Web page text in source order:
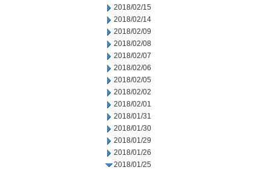
2018/02/15
2018/02/14
2018/02/09
2018/02/08
2018/02/07
2018/02/06
2018/02/05
2018/02/02
2018/02/01
2018/01/31
2018/01/30
2018/01/29
2018/01/26
2018/01/25